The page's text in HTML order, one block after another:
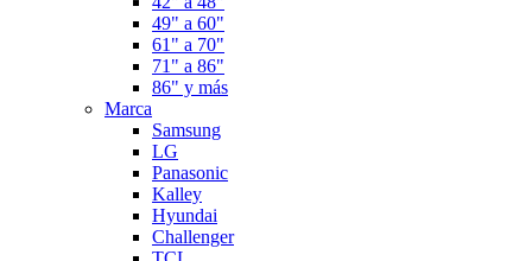
49" a 60"
61" a 70"
71" a 86"
86" y más
Marca
Samsung
LG
Panasonic
Kalley
Hyundai
Challenger